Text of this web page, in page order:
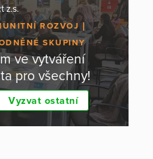
z.s.
ROZVOJ
SKUPINY
ve vytváření
pro všechny!
Vyzvat ostatní